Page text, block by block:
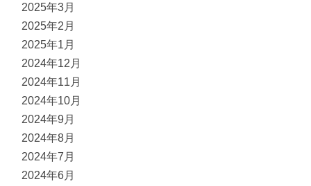
2025年3月
2025年2月
2025年1月
2024年12月
2024年11月
2024年10月
2024年9月
2024年8月
2024年7月
2024年6月